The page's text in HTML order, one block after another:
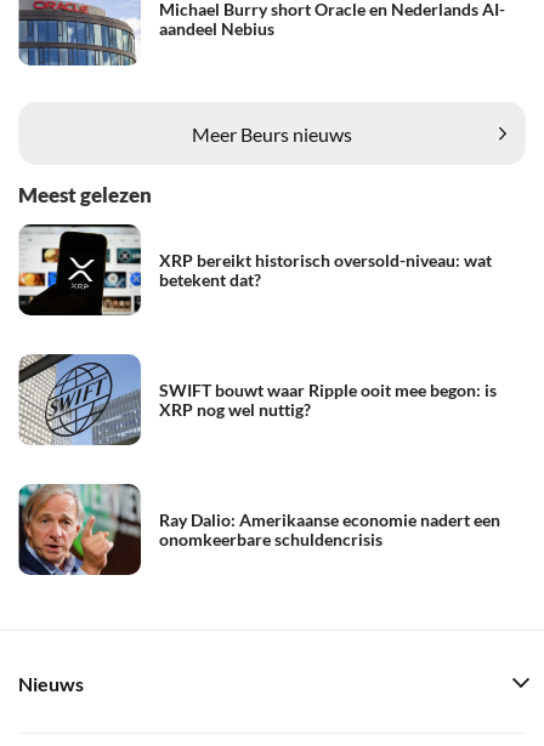
Michael Burry short Oracle en Nederlands AI-
aandeel Nebius
Meer Beurs nieuws
Meest gelezen
XRP bereikt historisch oversold-niveau: wat
betekent dat?
SWIFT bouwt waar Ripple ooit mee begon: is
XRP nog wel nuttig?
Ray Dalio: Amerikaanse economie nadert een
onomkeerbare schuldencrisis
Nieuws